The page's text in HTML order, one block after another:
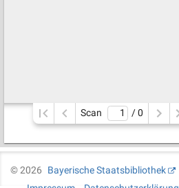
Scan / 0
©2026
Bayerische Staatsbibliothek